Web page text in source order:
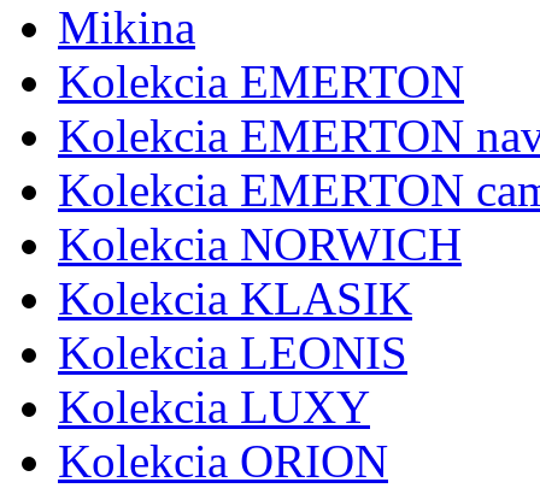
Mikina
Kolekcia EMERTON
Kolekcia EMERTON
Kolekcia EMERTON
Kolekcia NORWICH
Kolekcia KLASIK
Kolekcia LEONIS
Kolekcia LUXY
Kolekcia ORION